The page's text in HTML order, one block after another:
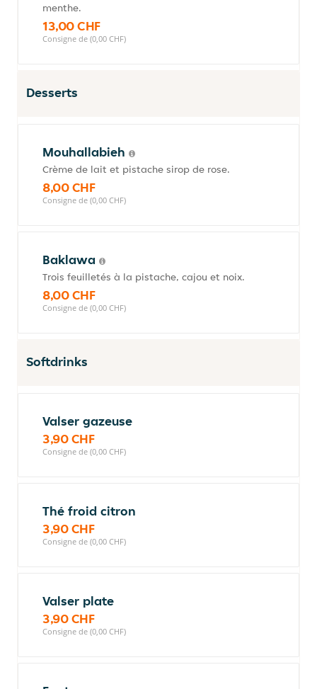
menthe.
13,00 CHF
Consigne de (0,00 CHF)
Desserts
Mouhallabieh
Crème de lait et pistache sirop de rose.
8,00 CHF
Consigne de (0,00 CHF)
Baklawa
Trois feuilletés à la pistache, cajou et noix.
8,00 CHF
Consigne de (0,00 CHF)
Softdrinks
Valser gazeuse
3,90 CHF
Consigne de (0,00 CHF)
Thé froid citron
3,90 CHF
Consigne de (0,00 CHF)
Valser plate
3,90 CHF
Consigne de (0,00 CHF)